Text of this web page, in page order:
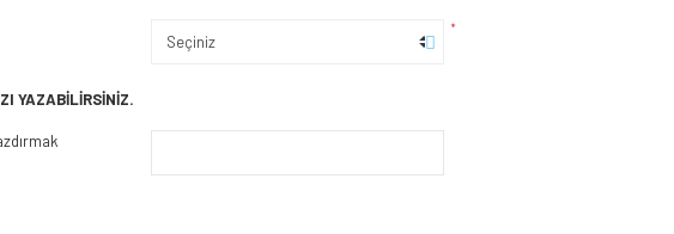
*
YAZABİLİRSİNİZ.